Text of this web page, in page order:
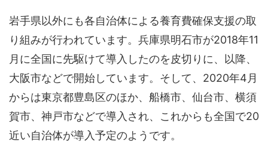
岩手県以外にも各自治体による養育費確保支援の取
り組みが行われています。兵庫県明石市が2018年11
月に全国に先駆けて導入したのを皮切りに、以降、
大阪市などで開始しています。そして、2020年4月
からは東京都豊島区のほか、船橋市、仙台市、横須
賀市、神戸市などで導入され、これからも全国で20
近い自治体が導入予定のようです。